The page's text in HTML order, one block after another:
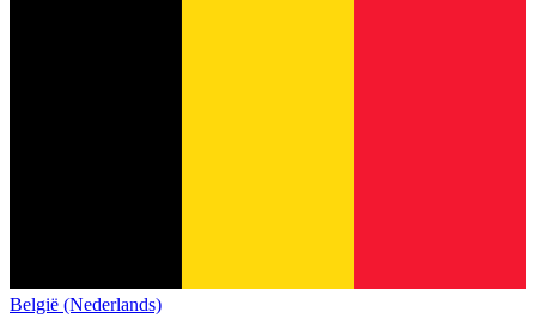
België (Nederlands)